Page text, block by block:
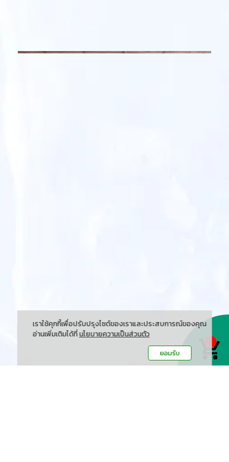
เราใช้คุกกี้เพื่อปรับปรุงไซต์ของเราและประสบการณ์ของคุณ
อ่านเพิ่มเติมได้ที่นโยบายความเป็นส่วนตัว
ยอมรับ